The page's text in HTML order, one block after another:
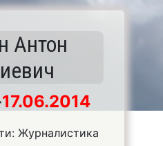
Антон
17.06.2014
Журналистика